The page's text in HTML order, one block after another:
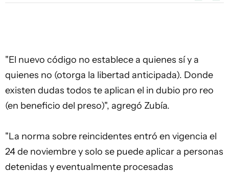
"El nuevo código no establece a quienes sí y a
quienes no (otorga la libertad anticipada). Donde
existen dudas todos te aplican el in dubio pro reo
(en beneficio del preso)", agregó Zubía.
"La norma sobre reincidentes entró en vigencia el
24 de noviembre y solo se puede aplicar a personas
detenidas y eventualmente procesadas